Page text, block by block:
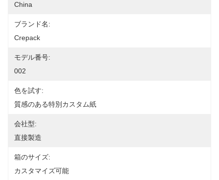
China
ブランド名:
Crepack
モデル番号:
002
色を試す:
質感のある特別カスタム紙
会社型:
直接製造
箱のサイズ:
カスタマイズ可能